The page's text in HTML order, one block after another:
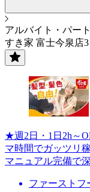
アルバイト・パート
すき家 富士今泉店3
★週2日・1日2h～
マ時間でガッツリ
マニュアル完備で
ファーストフ